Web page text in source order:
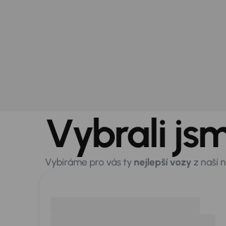
Vybrali
Vybíráme pro vás ty nejlepší vozy z naší